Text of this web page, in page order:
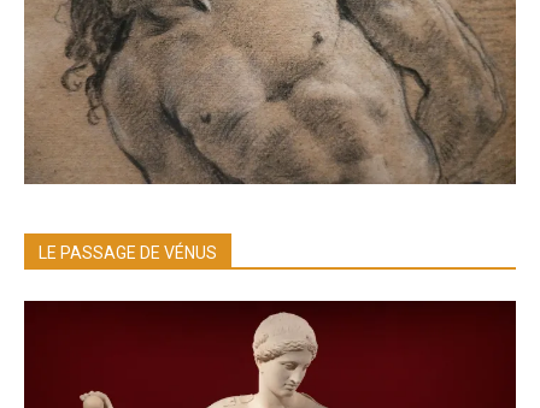
LE PASSAGE DE VÉNUS